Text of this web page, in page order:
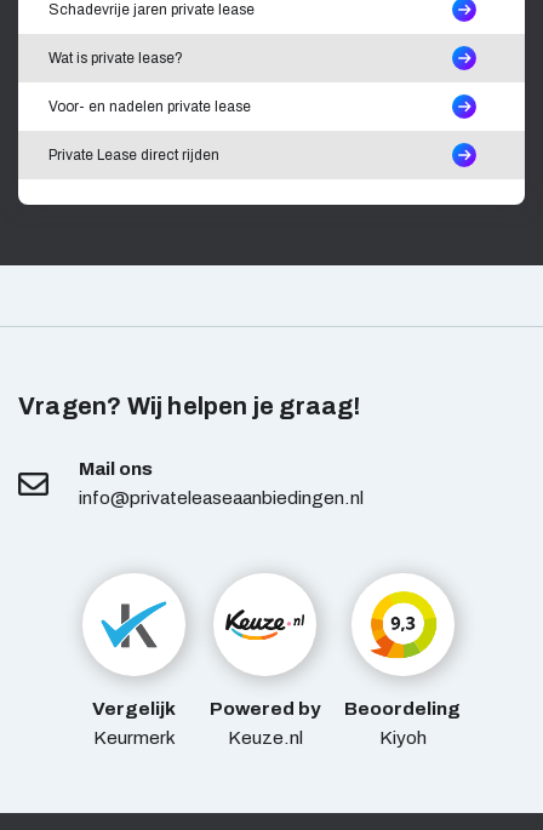
Schadevrije jaren private lease
Wat is private lease?
Voor- en nadelen private lease
Private Lease direct rijden
Vragen? Wij helpen je graag!
Mail ons
info@privateleaseaanbiedingen.nl
Vergelijk
Keurmerk
Powered by
Keuze.nl
Beoordeling
Kiyoh